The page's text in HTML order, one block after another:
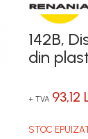
142B,
din
+ TVA 93,12
STOC